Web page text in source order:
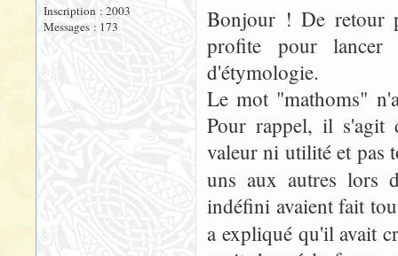
Inscription : 2003
Messages : 173
Bonjour ! De retour
profite pour
d'étymologie.
Le mot "mathoms"
Pour rappel, il s'agit
valeur ni utilité et pas
uns aux autres lors
indéfini avaient fait
a expliqué qu'il avait